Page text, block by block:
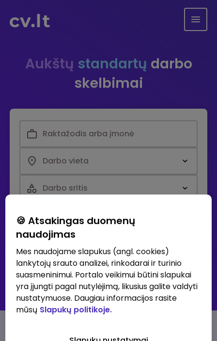
Aukštų standartų darbo
skelbimai
Darbo vieta
Darbo sritis
30K+ klubas - didžiausių atlyginimų skelbimai
Visi skelbimai
Prenumeruoti skelbimus
🍪 Atsakingas duomenų
naudojimas
Mes naudojame slapukus (angl. cookies)
lankytojų srauto analizei, rinkodarai ir turinio
suasmeninimui. Portalo veikimui būtini slapukai
yra įjungti pagal nutylėjimą, likusius galite valdyti
nustatymuose. Daugiau informacijos rasite
mūsų Slapukų politikoje.